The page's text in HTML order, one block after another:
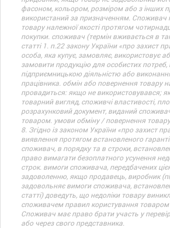
фасоном, кольором, розміром або з інших
використаний за призначенням. Споживач
товару належної якості протягом
покупки. споживач (термін вживається в
статті 1. п.22 закону України «про захист
особа, яка купує, замовляє, використовує
замовити продукцію для особистих потреб,
підприємницькою діяльністю або
працівника. обмін або повернення товару
провадиться: якщо не використовувався;
товарний вигляд, споживчі властивості,
розрахунковий документ, виданий
товаром. умови обміну / повернення
8. Згідно із законом України «про захист
виявлення протягом встановленого
споживач, в порядку та в строки,
право вимагати безоплатного усунення
строк. вимоги споживача, передбачених
задоволенню, якщо продавець, виробник
задовольняє вимоги споживача,
статті) доведуть, що недоліки товару
споживачем правил користування товаром
Споживач має право брати участь у
або через свого представника.